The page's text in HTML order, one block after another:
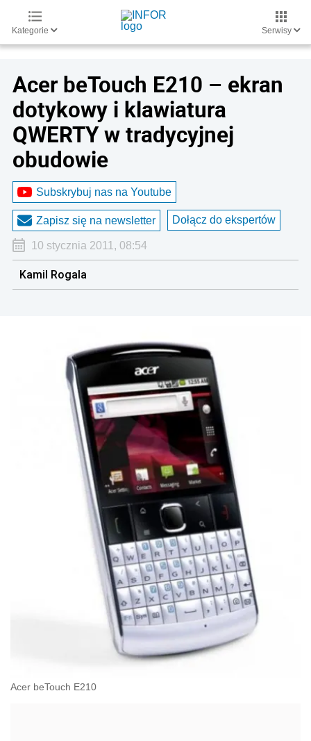
Kategorie Serwisy
Acer beTouch E210 – ekran
dotykowy i klawiatura
QWERTY w tradycyjnej
obudowie
Subskrybuj nas na Youtube
Zapisz się na newsletter Dołącz do ekspertów
10 stycznia 2011, 08:54
Kamil Rogala
Acer beTouch E210